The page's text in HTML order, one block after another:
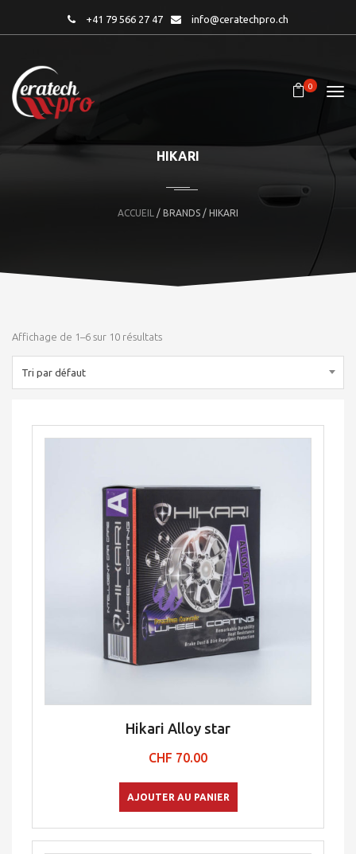
+41 79 566 27 47 info@ceratechpro.ch
0
HIKARI
ACCUEIL / BRANDS / HIKARI
Affichage de 1–6 sur 10 résultats
Tri par défaut
Hikari Alloy star
CHF 70.00
AJOUTER AU PANIER